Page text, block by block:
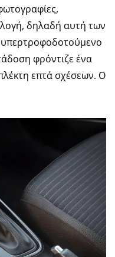
δηλαδή αυτή των
υπερτροφοδοτούμενο
φρόντιζε ένα
επτά σχέσεων. Ο